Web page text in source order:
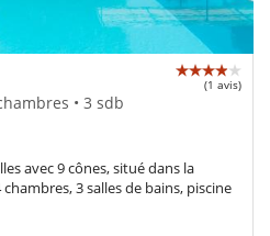
(1 avis)
• 3 sdb
avec 9 cônes, situé dans la
3 salles de bains, piscine